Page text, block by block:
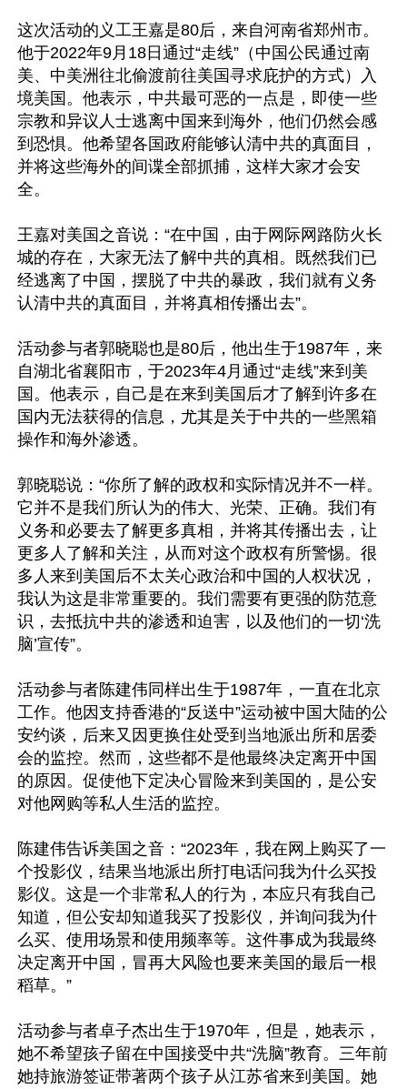
这次活动的义工王嘉是80后，来自河南省郑州市。
他于2022年9月18日通过“走线”（中国公民通过南
美、中美洲往北偷渡前往美国寻求庇护的方式）入
境美国。他表示，中共最可恶的一点是，即使一些
宗教和异议人士逃离中国来到海外，他们仍然会感
到恐惧。他希望各国政府能够认清中共的真面目，
并将这些海外的间谍全部抓捕，这样大家才会安
全。
王嘉对美国之音说：“在中国，由于网际网路防火长
城的存在，大家无法了解中共的真相。既然我们已
经逃离了中国，摆脱了中共的暴政，我们就有义务
认清中共的真面目，并将真相传播出去”。
活动参与者郭晓聪也是80后，他出生于1987年，来
自湖北省襄阳市，于2023年4月通过“走线”来到美
国。他表示，自己是在来到美国后才了解到许多在
国内无法获得的信息，尤其是关于中共的一些黑箱
操作和海外渗透。
郭晓聪说：“你所了解的政权和实际情况并不一样。
它并不是我们所认为的伟大、光荣、正确。我们有
义务和必要去了解更多真相，并将其传播出去，让
更多人了解和关注，从而对这个政权有所警惕。很
多人来到美国后不太关心政治和中国的人权状况，
我认为这是非常重要的。我们需要有更强的防范意
识，去抵抗中共的渗透和迫害，以及他们的一切‘洗
脑’宣传”。
活动参与者陈建伟同样出生于1987年，一直在北京
工作。他因支持香港的“反送中”运动被中国大陆的公
安约谈，后来又因更换住处受到当地派出所和居委
会的监控。然而，这些都不是他最终决定离开中国
的原因。促使他下定决心冒险来到美国的，是公安
对他网购等私人生活的监控。
陈建伟告诉美国之音：“2023年，我在网上购买了一
个投影仪，结果当地派出所打电话问我为什么买投
影仪。这是一个非常私人的行为，本应只有我自己
知道，但公安却知道我买了投影仪，并询问我为什
么买、使用场景和使用频率等。这件事成为我最终
决定离开中国，冒再大风险也要来美国的最后一根
稻草。”
活动参与者卓子杰出生于1970年，但是，她表示，
她不希望孩子留在中国接受中共“洗脑”教育。三年前
她持旅游签证带著两个孩子从江苏省来到美国。她